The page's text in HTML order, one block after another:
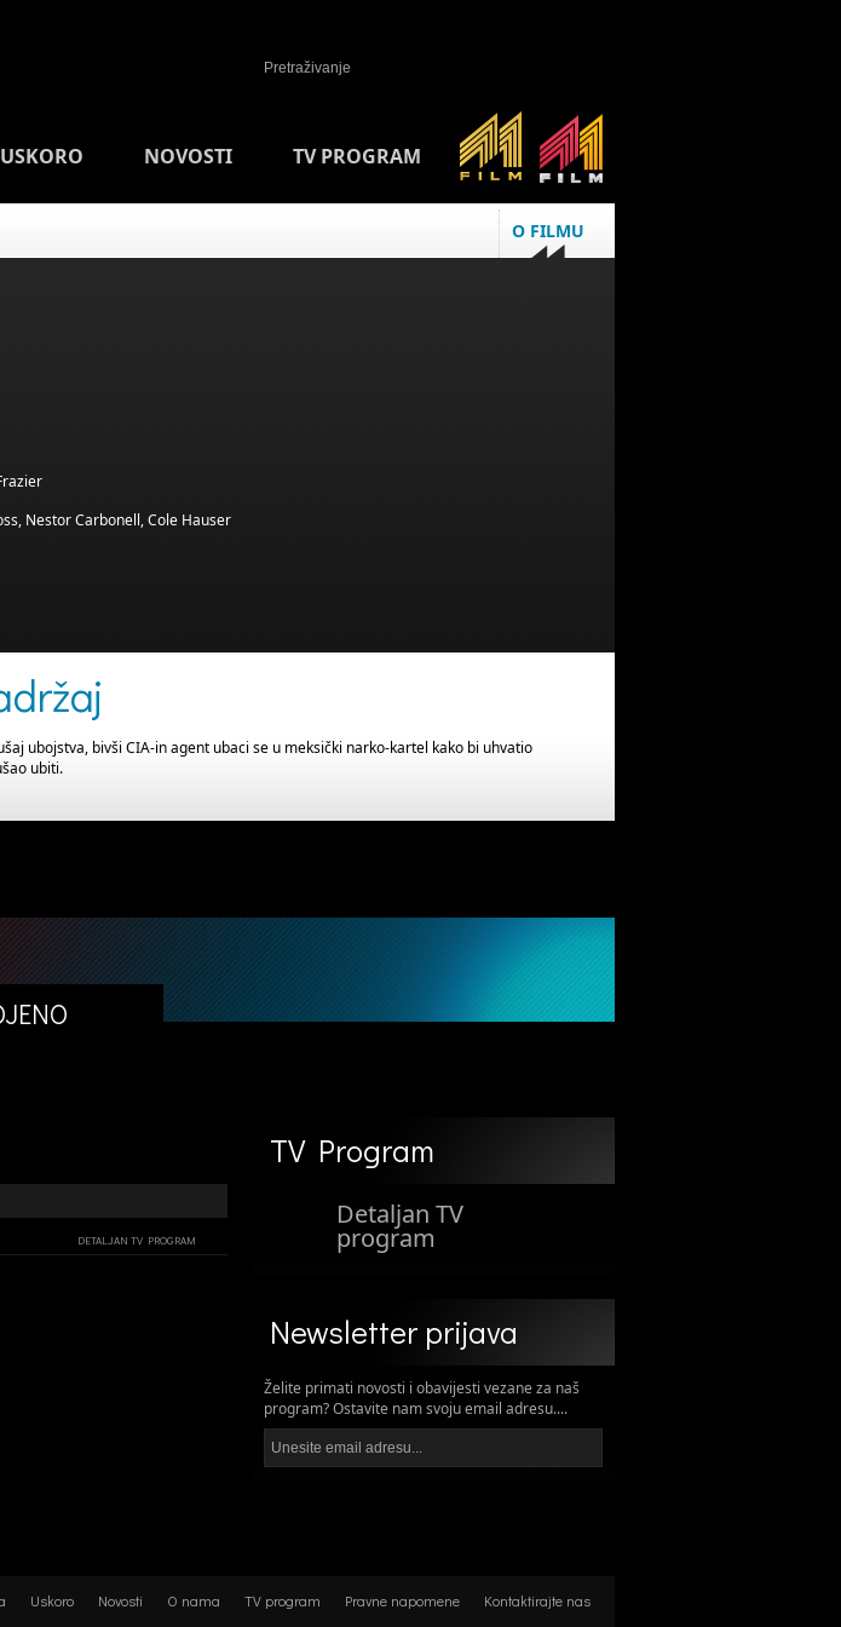
USKORO NOVOSTI TV PROGRAM
O FILMU
Nestor Carbonell, Cole Hauser
ubojstva, bivši CIA-in agent ubaci se u meksički narko-kartel kako bi uhvatio
ubiti.
DETALJAN TV PROGRAM
TV Program
Detaljan TV
program
Newsletter prijava
Želite primati novosti i obavijesti vezane za naš
program? Ostavite nam svoju email adresu....
Uskoro Novosti O nama TV program Pravne napomene Kontaktirajte nas